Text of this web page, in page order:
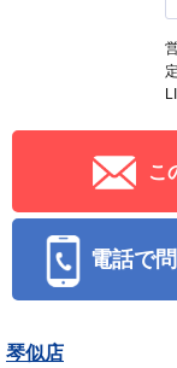
こ
電話で
琴似店